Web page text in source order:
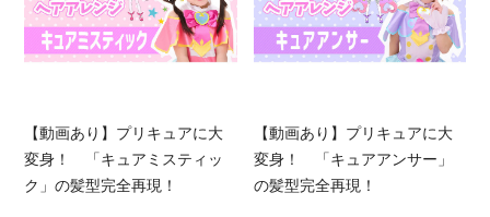
【動画あり】プリキュアに大
変身！ 「キュアミスティッ
ク」の髪型完全再現！
【動画あり】プリキュアに大
変身！ 「キュアアンサー」
の髪型完全再現！